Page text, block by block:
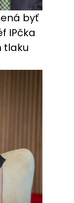
byť
IPčka
tlaku